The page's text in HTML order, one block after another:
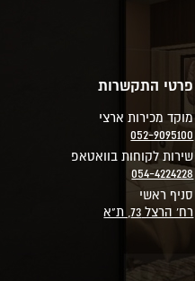
פרטי התקשרות
מוקד מכירות ארצי
052-9095100
שירות לקוחות בוואטאפ
054-4224228
סניף ראשי
רח' הרצל 73, ת"א